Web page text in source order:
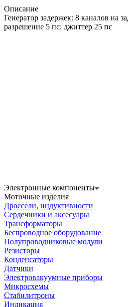
Описание
Генератор задержек: 8 каналов
разрешение 5 пс; джиттер 25 пс
Электронные компоненты
Моточные изделия
Дроссели, индуктивности
Сердечники и аксесуары
Трансформаторы
Беспроводное оборудование
Полупроводниковые модули
Резисторы
Конденсаторы
Датчики
Электровакуумные приборы
Микросхемы
Стабилитроны
Индикация